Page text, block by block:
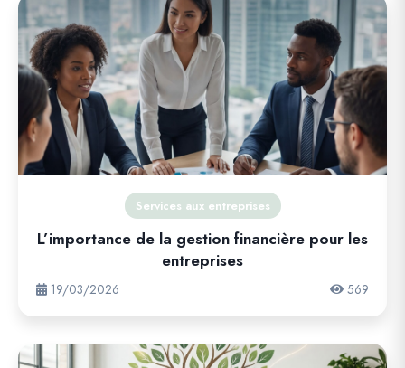
Services aux entreprises
L’importance de la gestion financière pour les
entreprises
19/03/2026 569